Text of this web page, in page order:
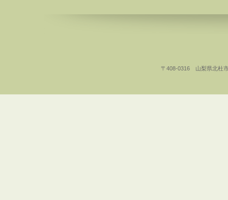
〒408-0316 山梨県北杜